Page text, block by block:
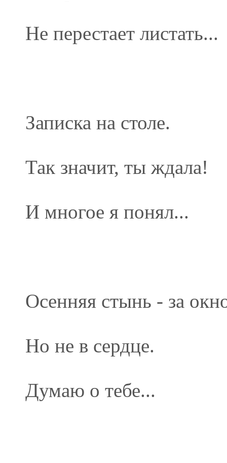
Не перестает листать...
Записка на столе.
Так значит, ты ждала!
И многое я понял...
Осенняя стынь - за
Но не в сердце.
Думаю о тебе...